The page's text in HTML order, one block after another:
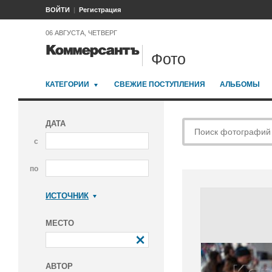
ВОЙТИ Регистрация
06 АВГУСТА, ЧЕТВЕРГ
Фото
КАТЕГОРИИ СВЕЖИЕ ПОСТУПЛЕНИЯ АЛЬБОМЫ
ДАТА
с
по
ИСТОЧНИК
МЕСТО
АВТОР